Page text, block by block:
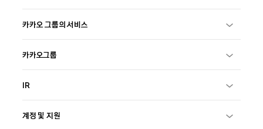
카카오 그룹의 서비스
카카오그룹
IR
계정 및 지원